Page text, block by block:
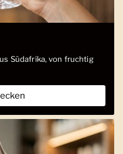
Südafrika, von fruchtig